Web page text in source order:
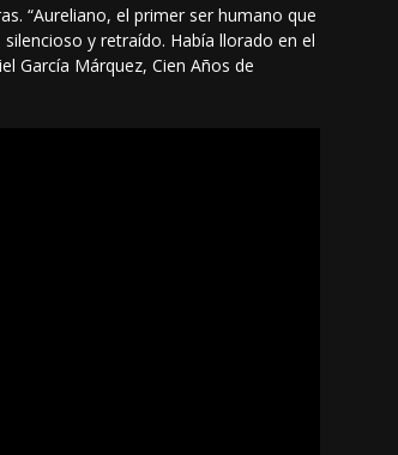
“Aureliano, el primer ser humano que
y retraído. Había llorado en el
García Márquez, Cien Años de